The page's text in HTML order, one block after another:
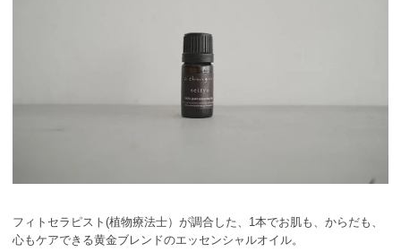
フィトセラピスト(植物療法士）が調合した、1本でお肌も、からだも、
心もケアできる黄金ブレンドのエッセンシャルオイル。